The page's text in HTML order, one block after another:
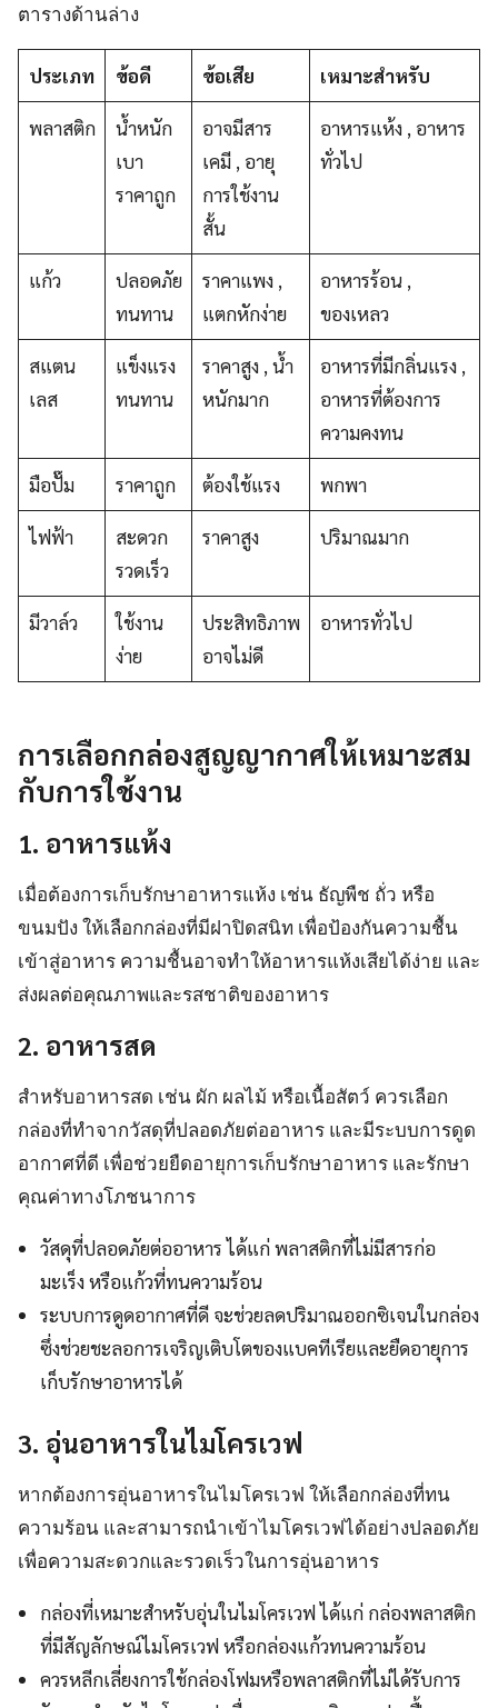
ตารางด้านล่าง
ประเภท ข้อดี ข้อเสีย เหมาะสำหรับ
พลาสติก
น้ำหนัก
เบา
ราคาถูก
อาจมีสาร
เคมี , อายุ
การใช้งาน
สั้น
อาหารแห้ง , อาหาร
ทั่วไป
แก้ว
ปลอดภัย
ทนทาน
ราคาแพง ,
แตกหักง่าย
อาหารร้อน ,
ของเหลว
สแตน
เลส
แข็งแรง
ทนทาน
ราคาสูง , น้ำ
หนักมาก
อาหารที่มีกลิ่นแรง ,
อาหารที่ต้องการ
ความคงทน
มือปั๊ม ราคาถูก ต้องใช้แรง พกพา
ไฟฟ้า
สะดวก
รวดเร็ว
ราคาสูง ปริมาณมาก
มีวาล์ว
ใช้งาน
ง่าย
ประสิทธิภาพ
อาจไม่ดี
อาหารทั่วไป
การเลือกกล่องสูญญากาศให้เหมาะสม
กับการใช้งาน
1. อาหารแห้ง
เมื่อต้องการเก็บรักษาอาหารแห้ง เช่น ธัญพืช ถั่ว หรือ
ขนมปัง ให้เลือกกล่องที่มีฝาปิดสนิท เพื่อป้องกันความชื้น
เข้าสู่อาหาร ความชื้นอาจทำให้อาหารแห้งเสียได้ง่าย และ
ส่งผลต่อคุณภาพและรสชาติของอาหาร
2. อาหารสด
สำหรับอาหารสด เช่น ผัก ผลไม้ หรือเนื้อสัตว์ ควรเลือก
กล่องที่ทำจากวัสดุที่ปลอดภัยต่ออาหาร และมีระบบการดูด
อากาศที่ดี เพื่อช่วยยืดอายุการเก็บรักษาอาหาร และรักษา
คุณค่าทางโภชนาการ
วัสดุที่ปลอดภัยต่ออาหาร ได้แก่ พลาสติกที่ไม่มีสารก่อ
มะเร็ง หรือแก้วที่ทนความร้อน
ระบบการดูดอากาศที่ดี จะช่วยลดปริมาณออกซิเจนในกล่อง
ซึ่งช่วยชะลอการเจริญเติบโตของแบคทีเรียและยืดอายุการ
เก็บรักษาอาหารได้
3. อุ่นอาหารในไมโครเวฟ
หากต้องการอุ่นอาหารในไมโครเวฟ ให้เลือกกล่องที่ทน
ความร้อน และสามารถนำเข้าไมโครเวฟได้อย่างปลอดภัย
เพื่อความสะดวกและรวดเร็วในการอุ่นอาหาร
กล่องที่เหมาะสำหรับอุ่นในไมโครเวฟ ได้แก่ กล่องพลาสติก
ที่มีสัญลักษณ์ไมโครเวฟ หรือกล่องแก้วทนความร้อน
ควรหลีกเลี่ยงการใช้กล่องโฟมหรือพลาสติกที่ไม่ได้รับการ